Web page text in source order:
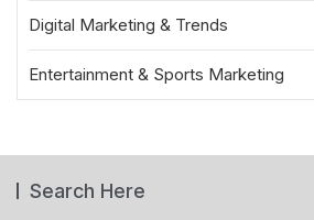
Digital Marketing & Trends
Entertainment & Sports Marketing
Search Here